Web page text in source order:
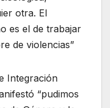
otra. El
es el de trabajar
de violencias”
Integración
“pudimos